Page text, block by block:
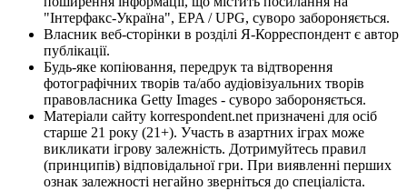
"Інтерфакс-Україна", EPA / UPG, суворо забороняється.
Власник веб-сторінки в розділі Я-Корреспондент є автор
публікації.
Будь-яке копіювання, передрук та відтворення
фотографічних творів та/або аудіовізуальних творів
правовласника Getty Images - суворо забороняється.
Матеріали сайту korrespondent.net призначені для осіб
старше 21 року (21+). Участь в азартних іграх може
викликати ігрову залежність. Дотримуйтесь правил
(принципів) відповідальної гри. При виявленні перших
ознак залежності негайно зверніться до спеціаліста.